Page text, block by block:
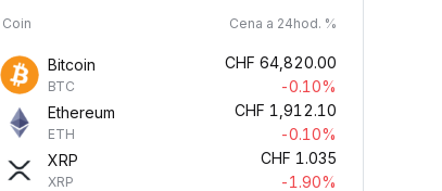
Coin Cena a 24hod. %
Bitcoin
BTC
CHF 64,820.00
-0.10%
Ethereum
ETH
CHF 1,912.10
-0.10%
XRP
XRP
CHF 1.035
-1.90%